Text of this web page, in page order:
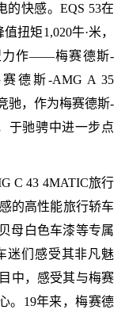
快感。EQS 53在
扭矩1,020牛·米，
力作——梅赛德斯-
德斯-AMG A 35
驰，作为梅赛德斯-
于驰骋中进一步点
C 43 4MATIC旅行
的高性能旅行轿车
母白色车漆等专属
迷们感受其非凡魅
中，感受其与梅赛
。19年来，梅赛德